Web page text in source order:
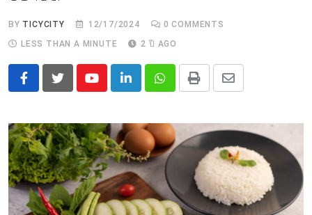
BY TICYCITY 12/17/2024 0 COMMENTS
LESS THAN A MINUTE
2 ปี AGO
YoutubeLinkedInWhatsapp
Print
Share
Email